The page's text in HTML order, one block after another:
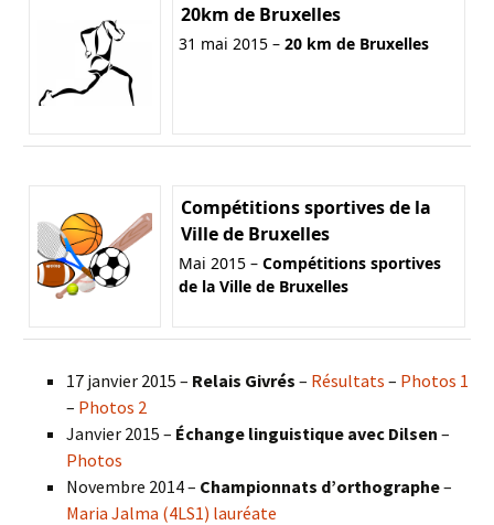
20km de Bruxelles
31 mai 2015 – 20 km de Bruxelles
Compétitions sportives de la
Ville de Bruxelles
Mai 2015 – Compétitions sportives
de la Ville de Bruxelles
17 janvier 2015 – Relais Givrés – Résultats – Photos 1
– Photos 2
Janvier 2015 – Échange linguistique avec Dilsen –
Photos
Novembre 2014 – Championnats d’orthographe–
Maria Jalma (4LS1) lauréate